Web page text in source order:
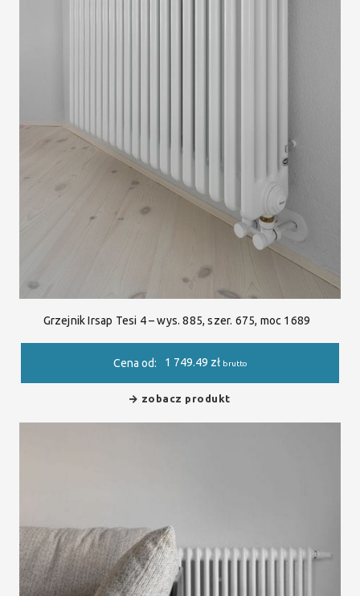
Grzejnik Irsap Tesi 4 – wys. 885, szer. 675, moc 1689
Cena od: 1 749.49 zł brutto
zobacz produkt